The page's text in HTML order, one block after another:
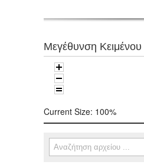
Μεγέθυνση Κειμένου
Current Size: 100%
Φόρμα αναζήτησης
Αναζήτηση